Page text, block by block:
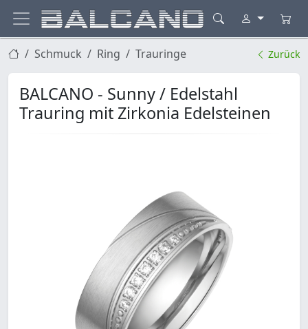
Schmuck Ring Trauringe Zurück
BALCANO - Sunny / Edelstahl
Trauring mit Zirkonia Edelsteinen